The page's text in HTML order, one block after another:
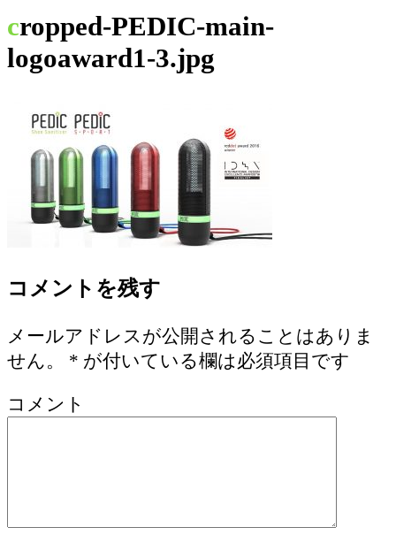
cropped-PEDIC-main-
logoaward1-3.jpg
コメントを残す
メールアドレスが公開されることはありま
せん。
* が付いている欄は必須項目です
コメント